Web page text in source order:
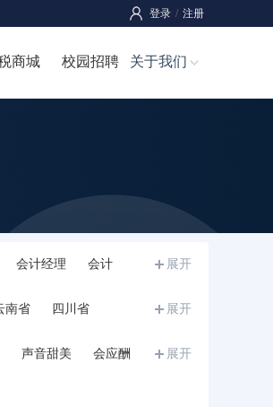
登录 / 注册
商城 校园招聘 关于我们
会计经理
会计
展开
南省
四川省
展开
声音甜美
会应酬
展开